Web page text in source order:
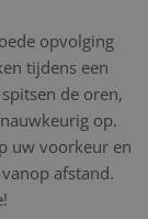
opvolging
tijdens een
de oren,
op.
uw voorkeur en
afstand.